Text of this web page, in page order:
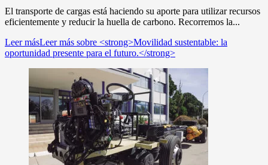
El transporte de cargas está haciendo su aporte para utilizar recursos
eficientemente y reducir la huella de carbono. Recorremos la...
Leer másLeer más sobre <strong>Movilidad sustentable: la
oportunidad presente para el futuro.</strong>